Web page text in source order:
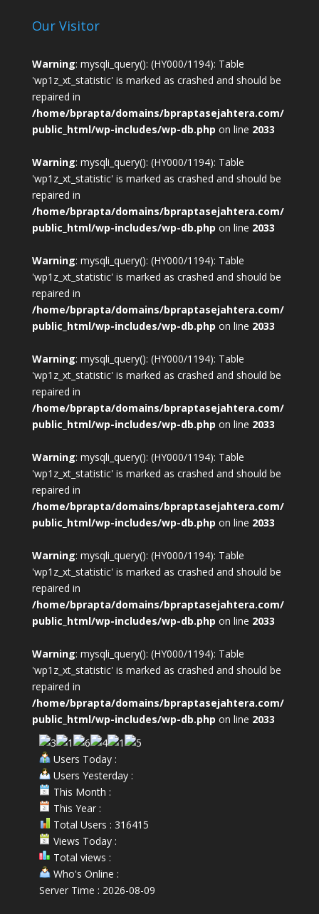
Our Visitor
Warning: mysqli_query(): (HY000/1194): Table
'wp1z_xt_statistic' is marked as crashed and should be
repaired in
/home/bprapta/domains/bpraptasejahtera.com/
public_html/wp-includes/wp-db.php on line 2033
Warning: mysqli_query(): (HY000/1194): Table
'wp1z_xt_statistic' is marked as crashed and should be
repaired in
/home/bprapta/domains/bpraptasejahtera.com/
public_html/wp-includes/wp-db.php on line 2033
Warning: mysqli_query(): (HY000/1194): Table
'wp1z_xt_statistic' is marked as crashed and should be
repaired in
/home/bprapta/domains/bpraptasejahtera.com/
public_html/wp-includes/wp-db.php on line 2033
Warning: mysqli_query(): (HY000/1194): Table
'wp1z_xt_statistic' is marked as crashed and should be
repaired in
/home/bprapta/domains/bpraptasejahtera.com/
public_html/wp-includes/wp-db.php on line 2033
Warning: mysqli_query(): (HY000/1194): Table
'wp1z_xt_statistic' is marked as crashed and should be
repaired in
/home/bprapta/domains/bpraptasejahtera.com/
public_html/wp-includes/wp-db.php on line 2033
Warning: mysqli_query(): (HY000/1194): Table
'wp1z_xt_statistic' is marked as crashed and should be
repaired in
/home/bprapta/domains/bpraptasejahtera.com/
public_html/wp-includes/wp-db.php on line 2033
Warning: mysqli_query(): (HY000/1194): Table
'wp1z_xt_statistic' is marked as crashed and should be
repaired in
/home/bprapta/domains/bpraptasejahtera.com/
public_html/wp-includes/wp-db.php on line 2033
Users Today :
Users Yesterday :
This Month :
This Year :
Total Users : 316415
Views Today :
Total views :
Who's Online :
Server Time : 2026-08-09